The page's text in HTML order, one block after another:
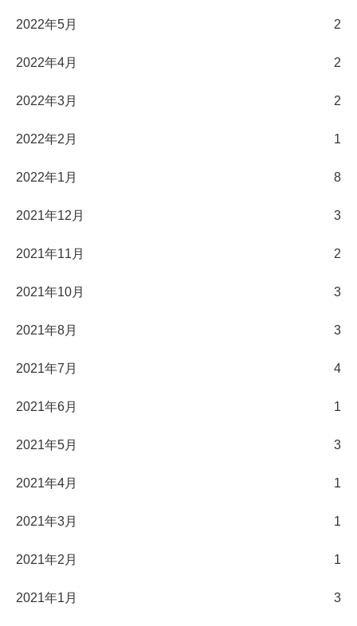
2022年5月 2
2022年4月 2
2022年3月 2
2022年2月 1
2022年1月 8
2021年12月 3
2021年11月 2
2021年10月 3
2021年8月 3
2021年7月 4
2021年6月 1
2021年5月 3
2021年4月 1
2021年3月 1
2021年2月 1
2021年1月 3